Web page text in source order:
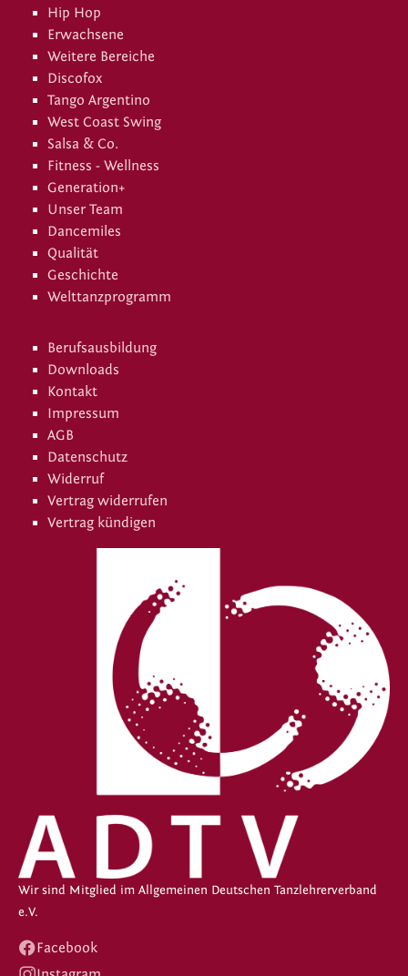
Hip Hop
Erwachsene
Weitere Bereiche
Discofox
Tango Argentino
West Coast Swing
Salsa & Co.
Fitness - Wellness
Generation+
Unser Team
Dancemiles
Qualität
Geschichte
Welttanzprogramm
Berufsausbildung
Downloads
Kontakt
Impressum
AGB
Datenschutz
Widerruf
Vertrag widerrufen
Vertrag kündigen
Wir sind Mitglied im Allgemeinen Deutschen Tanzlehrerverband
e.V.
Facebook